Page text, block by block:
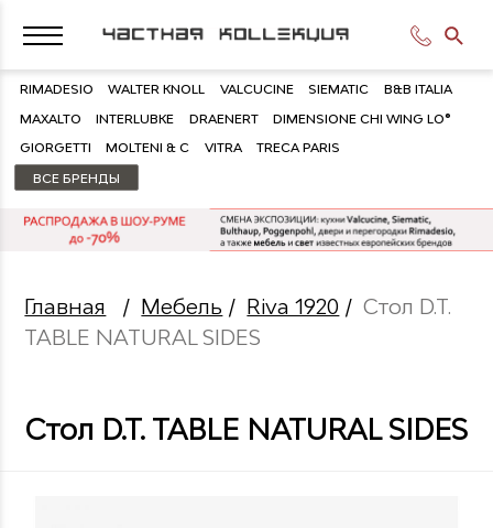
RIMADESIO WALTER KNOLL VALCUCINE SIEMATIC B&B ITALIA
MAXALTO INTERLUBKE DRAENERT DIMENSIONE CHI WING LO®
GIORGETTI MOLTENI & C VITRA TRECA PARIS
ВСЕ БРЕНДЫ
Главная / Мебель / Riva 1920 /Стол D.T.
TABLE NATURAL SIDES
Стол D.T. TABLE NATURAL SIDES